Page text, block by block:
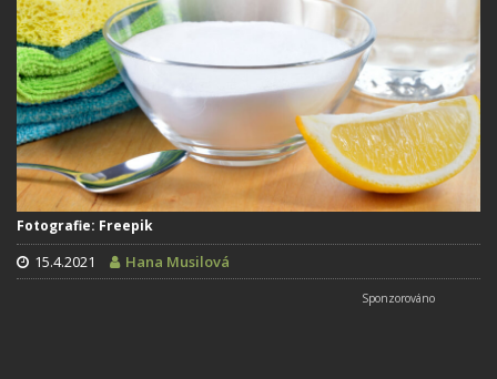
Fotografie: Freepik
15.4.2021 Hana Musilová